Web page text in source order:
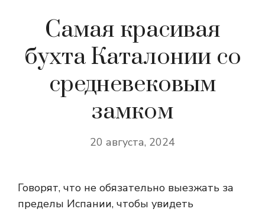
Самая красивая
бухта Каталонии со
средневековым
замком
20 августа, 2024
Говорят, что не обязательно выезжать за
пределы Испании, чтобы увидеть